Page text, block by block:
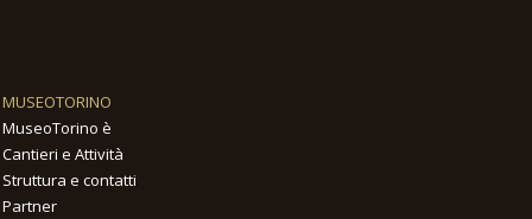
MUSEOTORINO
MuseoTorino è
Cantieri e Attività
Struttura e contatti
Partner